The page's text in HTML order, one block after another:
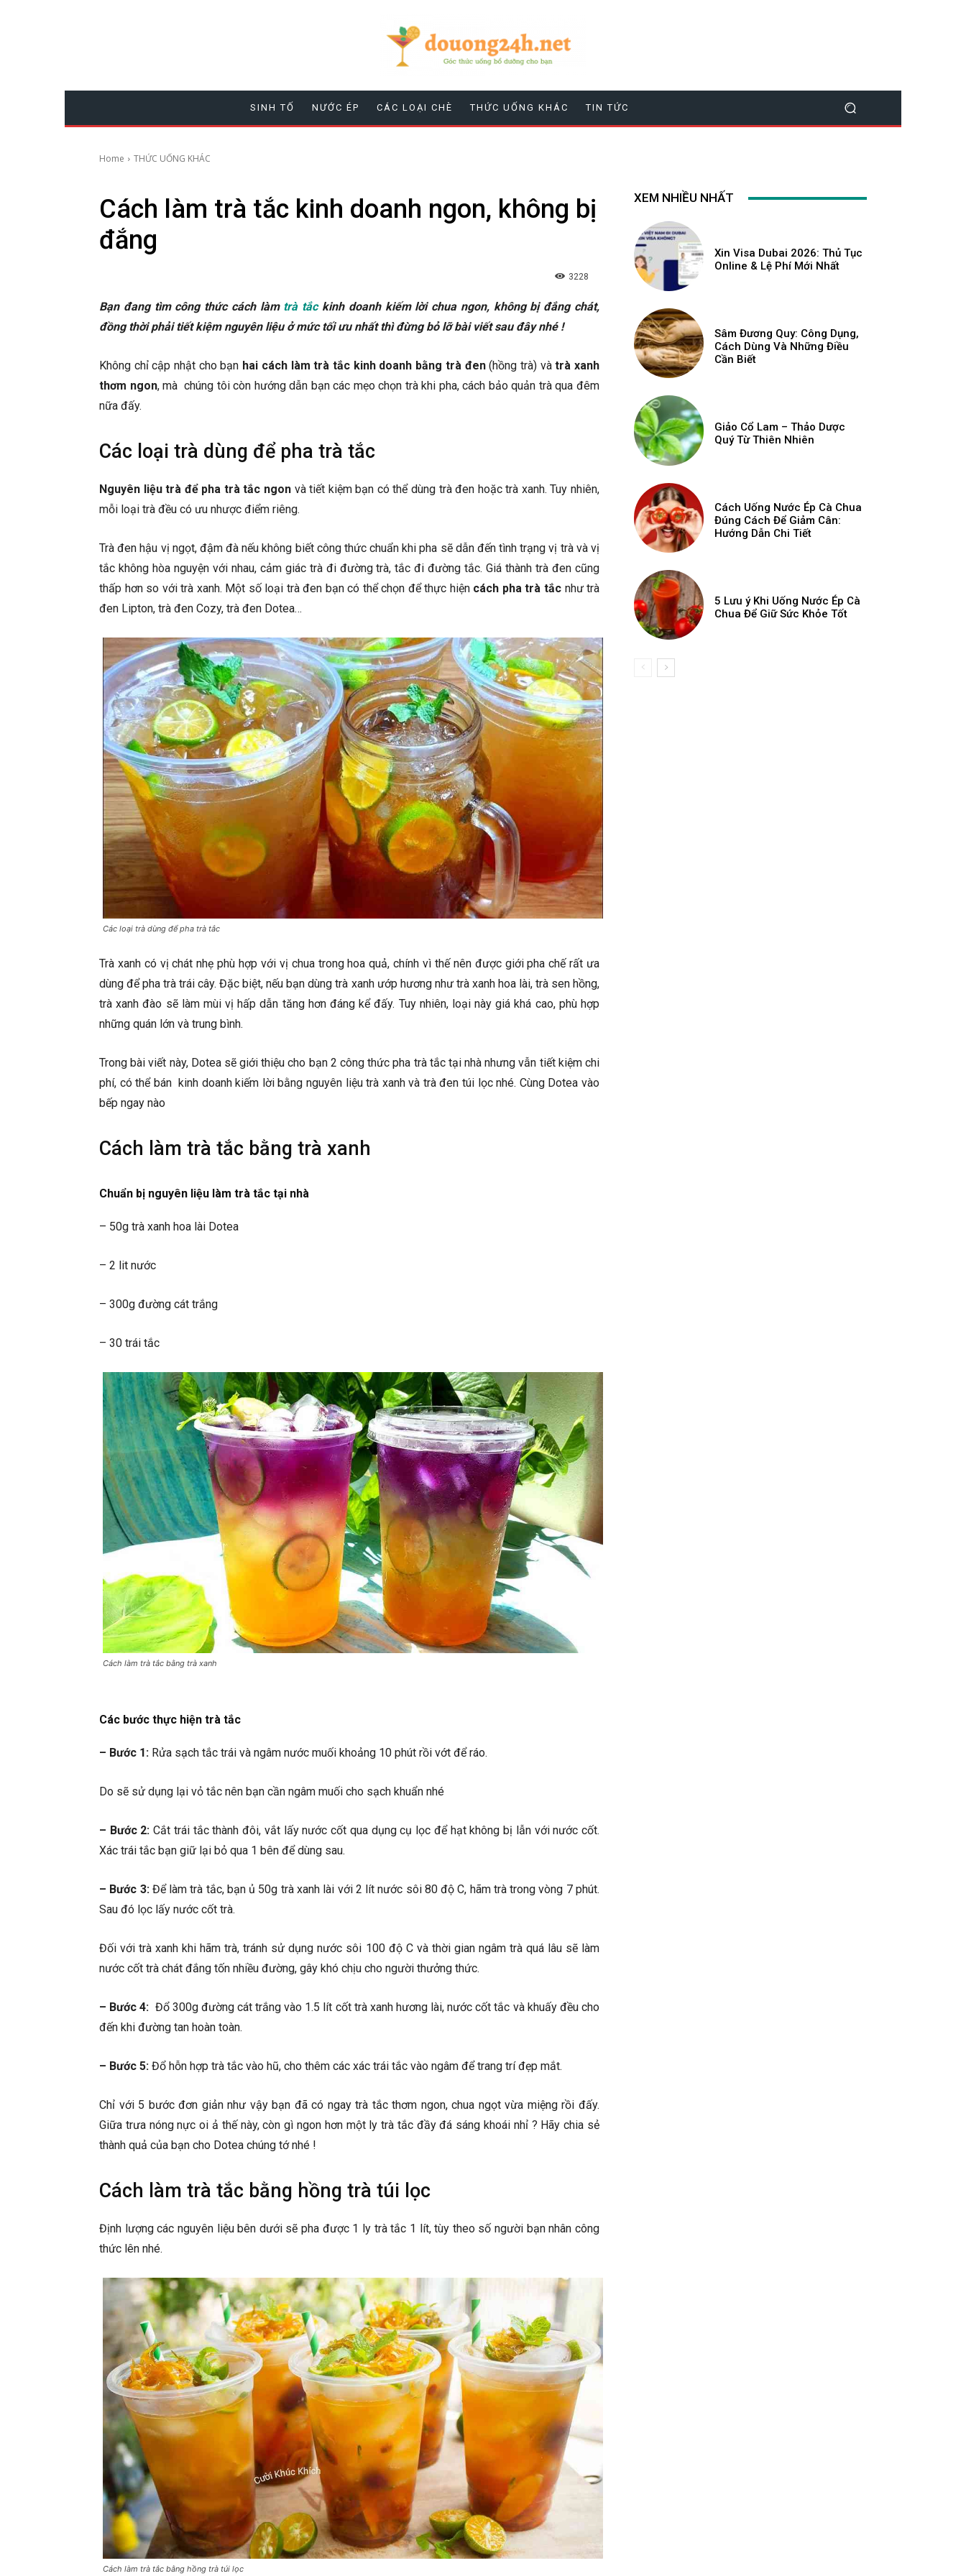
SINH TỐ NƯỚC ÉP CÁC LOẠI CHÈ THỨC UỐNG KHÁC TIN TỨC
Home THỨC UỐNG KHÁC
Cách làm trà tắc kinh doanh ngon, không bị
đắng
3228
Bạn đang tìm công thức cách làm trà tắckinh doanh kiếm lời chua ngon, không bị đắng chát,
đồng thời phải tiết kiệm nguyên liệu ở mức tối ưu nhất thì đừng bỏ lỡ bài viết sau đây nhé !
Không chỉ cập nhật cho bạn hai cách làm trà tắc kinh doanh bằng trà đen(hồng trà) vàtrà xanh
thơm ngon, mà chúng tôi còn hướng dẫn bạn các mẹo chọn trà khi pha, cách bảo quản trà qua đêm
nữa đấy.
Các loại trà dùng để pha trà tắc
Nguyên liệu trà để pha trà tắc ngon và tiết kiệm bạn có thể dùng trà đen hoặc trà xanh. Tuy nhiên,
mỗi loại trà đều có ưu nhược điểm riêng.
Trà đen hậu vị ngọt, đậm đà nếu không biết công thức chuẩn khi pha sẽ dẫn đến tình trạng vị trà và vị
tắc không hòa nguyện với nhau, cảm giác trà đi đường trà, tắc đi đường tắc. Giá thành trà đen cũng
thấp hơn so với trà xanh. Một số loại trà đen bạn có thể chọn để thực hiện cách pha trà tắcnhư trà
đen Lipton, trà đen Cozy, trà đen Dotea…
Các loại trà dùng để pha trà tắc
Trà xanh có vị chát nhẹ phù hợp với vị chua trong hoa quả, chính vì thế nên được giới pha chế rất ưa
dùng để pha trà trái cây. Đặc biệt, nếu bạn dùng trà xanh ướp hương như trà xanh hoa lài, trà sen hồng,
trà xanh đào sẽ làm mùi vị hấp dẫn tăng hơn đáng kể đấy. Tuy nhiên, loại này giá khá cao, phù hợp
những quán lớn và trung bình.
Trong bài viết này, Dotea sẽ giới thiệu cho bạn 2 công thức pha trà tắc tại nhà nhưng vẫn tiết kiệm chi
phí, có thể bán kinh doanh kiếm lời bằng nguyên liệu trà xanh và trà đen túi lọc nhé. Cùng Dotea vào
bếp ngay nào
Cách làm trà tắc bằng trà xanh
Chuẩn bị nguyên liệu làm trà tắc tại nhà
– 50g trà xanh hoa lài Dotea
– 2 lit nước
– 300g đường cát trắng
– 30 trái tắc
Cách làm trà tắc bằng trà xanh
Các bước thực hiện trà tắc
– Bước 1: Rửa sạch tắc trái và ngâm nước muối khoảng 10 phút rồi vớt để ráo.
Do sẽ sử dụng lại vỏ tắc nên bạn cần ngâm muối cho sạch khuẩn nhé
– Bước 2:Cắt trái tắc thành đôi, vắt lấy nước cốt qua dụng cụ lọc để hạt không bị lẫn với nước cốt.
Xác trái tắc bạn giữ lại bỏ qua 1 bên để dùng sau.
– Bước 3: Để làm trà tắc, bạn ủ 50g trà xanh lài với 2 lít nước sôi 80 độ C, hãm trà trong vòng 7 phút.
Sau đó lọc lấy nước cốt trà.
Đối với trà xanh khi hãm trà, tránh sử dụng nước sôi 100 độ C và thời gian ngâm trà quá lâu sẽ làm
nước cốt trà chát đắng tốn nhiều đường, gây khó chịu cho người thưởng thức.
– Bước 4: Đổ 300g đường cát trắng vào 1.5 lít cốt trà xanh hương lài, nước cốt tắc và khuấy đều cho
đến khi đường tan hoàn toàn.
– Bước 5: Đổ hỗn hợp trà tắc vào hũ, cho thêm các xác trái tắc vào ngâm để trang trí đẹp mắt.
Chỉ với 5 bước đơn giản như vậy bạn đã có ngay trà tắc thơm ngon, chua ngọt vừa miệng rồi đấy.
Giữa trưa nóng nực oi ả thế này, còn gì ngon hơn một ly trà tắc đầy đá sáng khoái nhỉ ? Hãy chia sẻ
thành quả của bạn cho Dotea chúng tớ nhé !
Cách làm trà tắc bằng hồng trà túi lọc
Định lượng các nguyên liệu bên dưới sẽ pha được 1 ly trà tắc 1 lít, tùy theo số người bạn nhân công
thức lên nhé.
Cách làm trà tắc bằng hồng trà túi lọc
XEM NHIỀU NHẤT
Xin Visa Dubai 2026: Thủ Tục
Online & Lệ Phí Mới Nhất
Sâm Đương Quy: Công Dụng,
Cách Dùng Và Những Điều
Cần Biết
Giảo Cổ Lam – Thảo Dược
Quý Từ Thiên Nhiên
Cách Uống Nước Ép Cà Chua
Đúng Cách Để Giảm Cân:
Hướng Dẫn Chi Tiết
5 Lưu ý Khi Uống Nước Ép Cà
Chua Để Giữ Sức Khỏe Tốt